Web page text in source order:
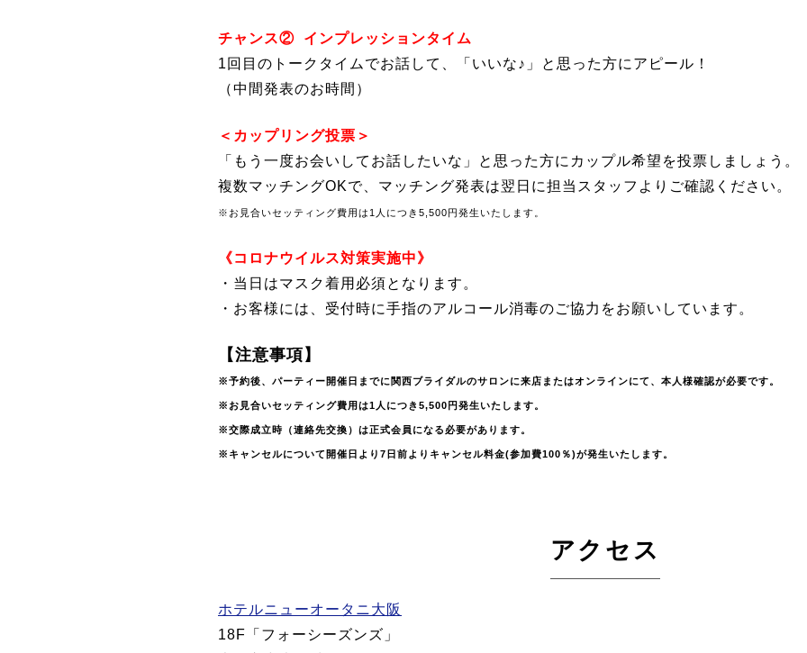
チャンス② インプレッションタイム
1回目のトークタイムでお話して、「いいな♪」と思った方にアピール！
（中間発表のお時間）
＜カップリング投票＞
「もう一度お会いしてお話したいな」と思った方にカップル希望を投票しましょう。
複数マッチングOKで、マッチング発表は翌日に担当スタッフよりご確認ください。
※お見合いセッティング費用は1人につき5,500円発生いたします。
《コロナウイルス対策実施中》
・当日はマスク着用必須となります。
・お客様には、受付時に手指のアルコール消毒のご協力をお願いしています。
【注意事項】
※予約後、パーティー開催日までに関西ブライダルのサロンに来店またはオンラインにて、本人様確認が必要です。
※お見合いセッティング費用は1人につき5,500円発生いたします。
※交際成立時（連絡先交換）は正式会員になる必要があります。
※キャンセルについて開催日より7日前よりキャンセル料金(参加費100％)が発生いたします。
アクセス
ホテルニューオータニ大阪
18F「フォーシーズンズ」